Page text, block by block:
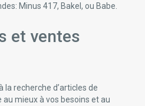
Minus 417, Bakel, ou Babe.
et ventes
la recherche d’articles de
mieux à vos besoins et au